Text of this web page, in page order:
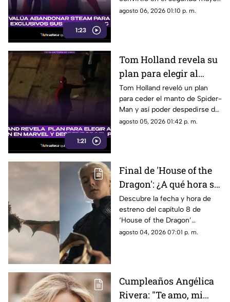
1:23
debut de la historia
estreno de fin de semana. Aquí
agosto 06, 2026 01:10 p. m.
1:21
Tom Holland revela su
plan para elegir al
próximo Spider-Man
en Marvel y despedirse
del personaje
Tom Holland reveló un plan
para ceder el manto de Spider-
Man y así poder despedirse del
personaje. Aquí te
agosto 05, 2026 01:42 p. m.
Final de 'House of the
Dragon': ¿A qué hora se
estrena el ÚLTIMO
capítulo de la
temporada 3 de La Casa
del Dragón en México?
Descubre la fecha y hora de
estreno del capítulo 8 de
‘House of the Dragon’
temporada 3 en México. Todos
agosto 04, 2026 07:01 p. m.
Cumpleaños Angélica
Rivera: "Te amo, mi